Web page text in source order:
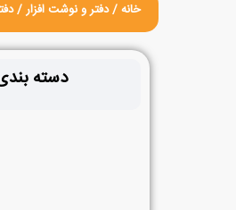
خانه/دفتر و نوشت افزار/
دسته